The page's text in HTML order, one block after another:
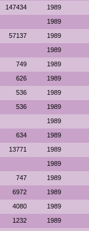
147434 1989
1989
57137 1989
1989
749 1989
626 1989
536 1989
536 1989
1989
634 1989
13771 1989
1989
747 1989
6972 1989
4080 1989
1232 1989